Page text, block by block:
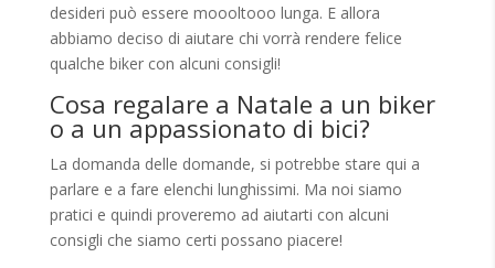
desideri può essere moooltooo lunga. E allora
abbiamo deciso di aiutare chi vorrà rendere felice
qualche biker con alcuni consigli!
Cosa regalare a Natale a un biker
o a un appassionato di bici?
La domanda delle domande, si potrebbe stare qui a
parlare e a fare elenchi lunghissimi. Ma noi siamo
pratici e quindi proveremo ad aiutarti con alcuni
consigli che siamo certi possano piacere!